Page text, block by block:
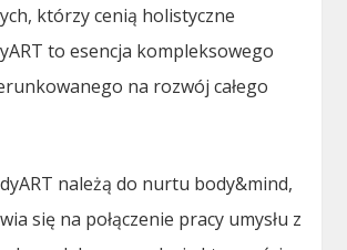
którzy cenią holistyczne
to esencja kompleksowego
na rozwój całego
należą do nurtu body&mind,
się na połączenie pracy umysłu z